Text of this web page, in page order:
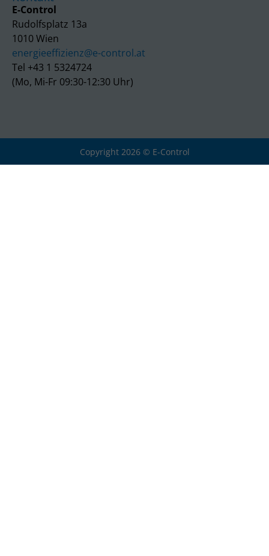
E-Control
Rudolfsplatz 13a
1010 Wien
energieeffizienz@e-control.at
Tel +43 1 5324724
(Mo, Mi-Fr 09:30-12:30 Uhr)
Copyright 2026 © E-Control